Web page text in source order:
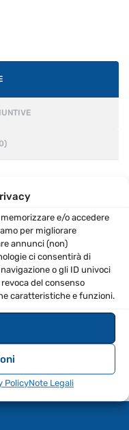
e/o accedere
per migliorare
annunci (non)
ci consentirà di
o gli ID univoci
del consenso
caratteristiche e funzioni.
PolicyNote Legali
mixer.